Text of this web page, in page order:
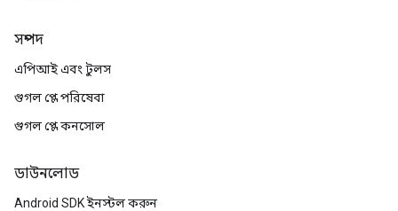
সম্পদ
এপিআই এবং টুলস
গুগল প্লে পরিষেবা
গুগল প্লে কনসোল
ডাউনলোড
Android SDK ইনস্টল করুন